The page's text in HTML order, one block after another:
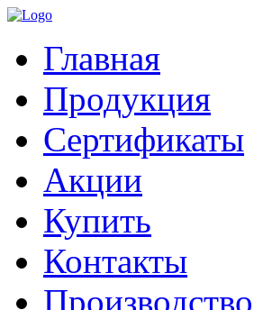
Главная
Продукция
Сертификаты
Акции
Купить
Контакты
Производство